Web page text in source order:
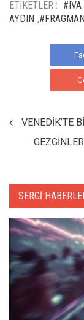
ETIKETLER : #IVA
AYDIN
VENEDİK’TE
SERGİ